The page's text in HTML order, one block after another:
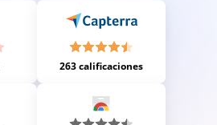
263 calificaciones